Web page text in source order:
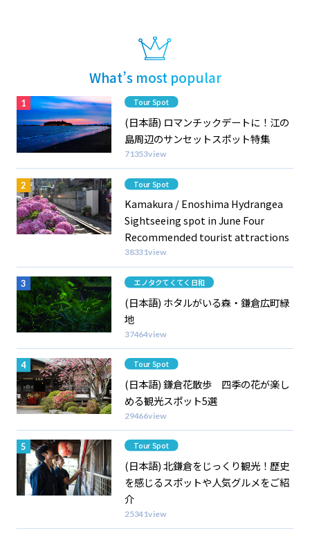
What’s most popular
(日本語) ロマンチックデートに！江の
島周辺のサンセットスポット特集
71353view
Category
Tour Spot
Kamakura / Enoshima Hydrangea
Sightseeing spot in June Four
Recommended tourist attractions
38331view
Category
Tour Spot
(日本語) ホタルがいる森・鎌倉広町緑
地
37464view
Category
エノタクてくてく日和
(日本語) 鎌倉花散歩 四季の花が楽し
める観光スポット5選
29466view
Category
Tour Spot
(日本語) 北鎌倉をじっくり観光！歴史
を感じるスポットや人気グルメをご紹
介
25341view
Category
Tour Spot